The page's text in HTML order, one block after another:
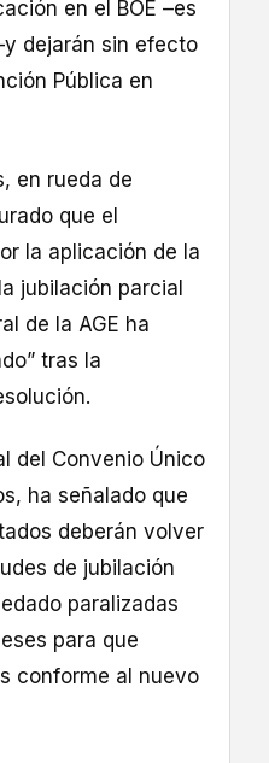
en el BOE –es
dejarán sin efecto
Pública en
en rueda de
que el
la aplicación de la
jubilación parcial
de la AGE ha
tras la
del Convenio Único
ha señalado que
deberán volver
de jubilación
paralizadas
para que
conforme al nuevo